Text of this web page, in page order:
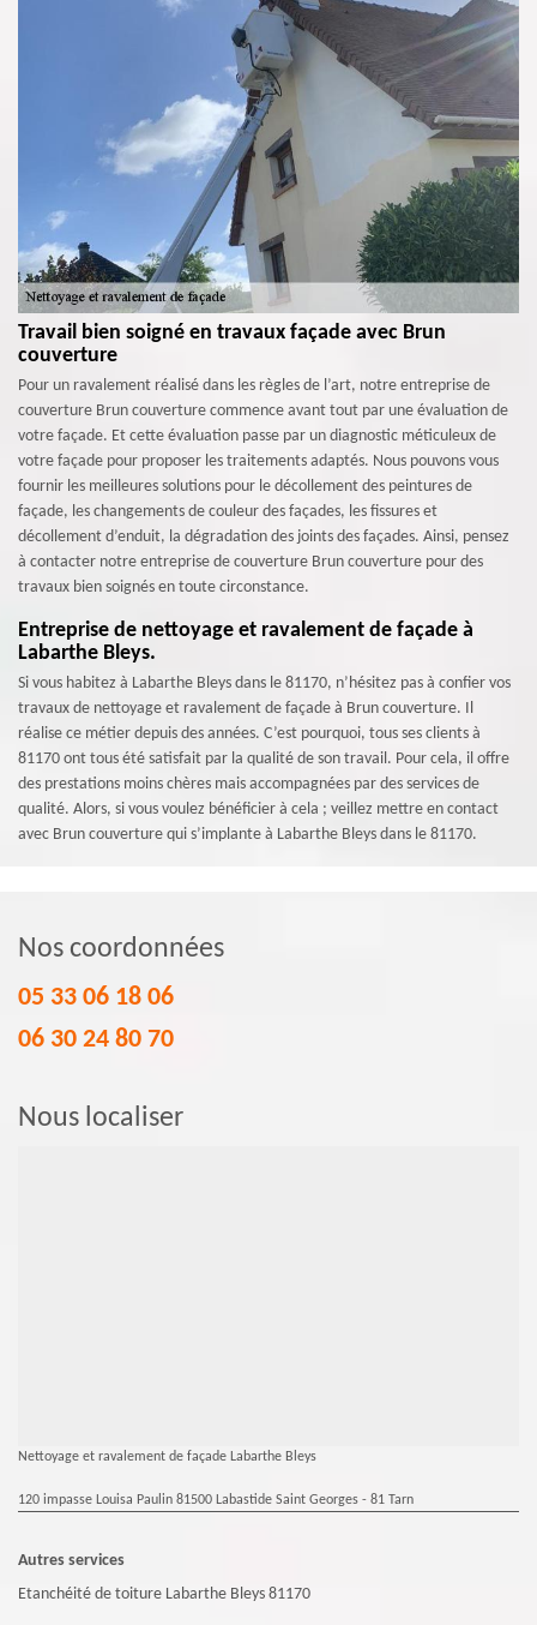
Travail bien soigné en travaux façade avec Brun
couverture
Pour un ravalement réalisé dans les règles de l’art, notre entreprise de
couverture Brun couverture commence avant tout par une évaluation de
votre façade. Et cette évaluation passe par un diagnostic méticuleux de
votre façade pour proposer les traitements adaptés. Nous pouvons vous
fournir les meilleures solutions pour le décollement des peintures de
façade, les changements de couleur des façades, les fissures et
décollement d’enduit, la dégradation des joints des façades. Ainsi, pensez
à contacter notre entreprise de couverture Brun couverture pour des
travaux bien soignés en toute circonstance.
Entreprise de nettoyage et ravalement de façade à
Labarthe Bleys.
Si vous habitez à Labarthe Bleys dans le 81170, n’hésitez pas à confier vos
travaux de nettoyage et ravalement de façade à Brun couverture. Il
réalise ce métier depuis des années. C’est pourquoi, tous ses clients à
81170 ont tous été satisfait par la qualité de son travail. Pour cela, il offre
des prestations moins chères mais accompagnées par des services de
qualité. Alors, si vous voulez bénéficier à cela ; veillez mettre en contact
avec Brun couverture qui s’implante à Labarthe Bleys dans le 81170.
Nos coordonnées
05 33 06 18 06
06 30 24 80 70
Nous localiser
Nettoyage et ravalement de façade Labarthe Bleys
120 impasse Louisa Paulin 81500 Labastide Saint Georges - 81 Tarn
Autres services
Etanchéité de toiture Labarthe Bleys 81170